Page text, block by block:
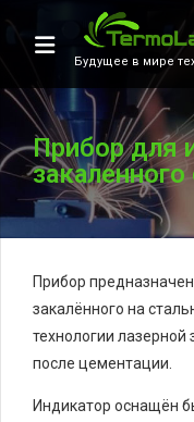
Будущее в мире
Прибор для
закаленного
Прибор
закалённого на
технологии лазерной
после цементации.
Индикатор оснащён